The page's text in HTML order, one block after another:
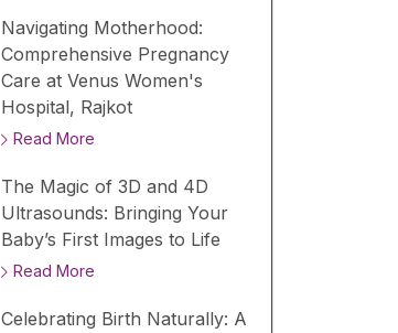
Navigating Motherhood:
Comprehensive Pregnancy
Care at Venus Women's
Hospital, Rajkot
Read More
The Magic of 3D and 4D
Ultrasounds: Bringing Your
Baby’s First Images to Life
Read More
Celebrating Birth Naturally: A